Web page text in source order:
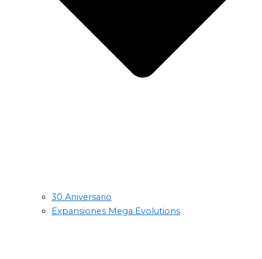
30 Aniversario
Expansiones Mega Evolutions